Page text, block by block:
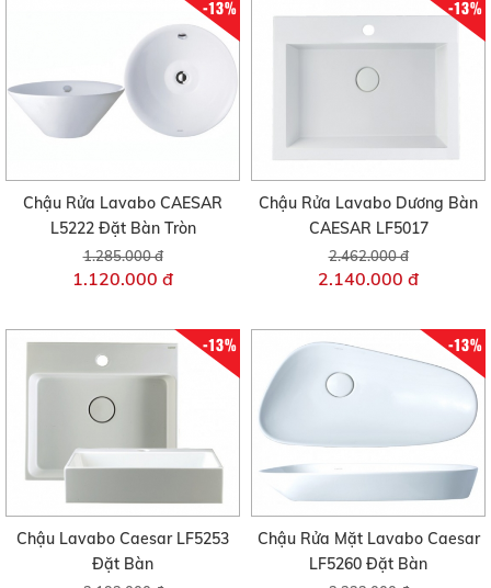
-13%
Chậu Rửa Lavabo CAESAR
L5222 Đặt Bàn Tròn
1.285.000 đ
1.120.000 đ
-13%
Chậu Rửa Lavabo Dương Bàn
CAESAR LF5017
2.462.000 đ
2.140.000 đ
-13%
Chậu Lavabo Caesar LF5253
Đặt Bàn
-13%
Chậu Rửa Mặt Lavabo Caesar
LF5260 Đặt Bàn